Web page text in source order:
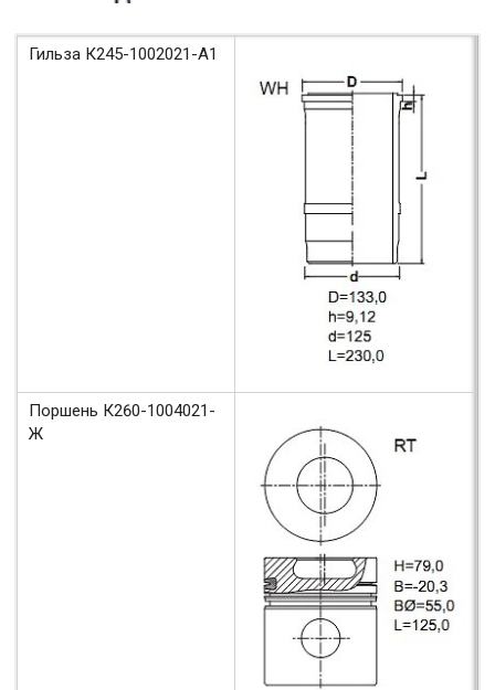
Гильза К245-1002021-А1
Поршень К260-1004021-
Ж